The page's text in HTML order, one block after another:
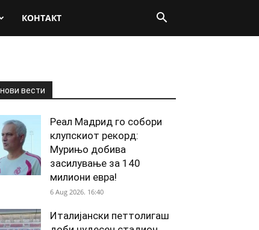
КОНТАКТ
вести
Реал Мадрид го собори
клупскиот рекорд:
Мурињо добива
засилување за 140
милиони евра!
6 Aug 2026. 16:40
Италијански петтолигаш